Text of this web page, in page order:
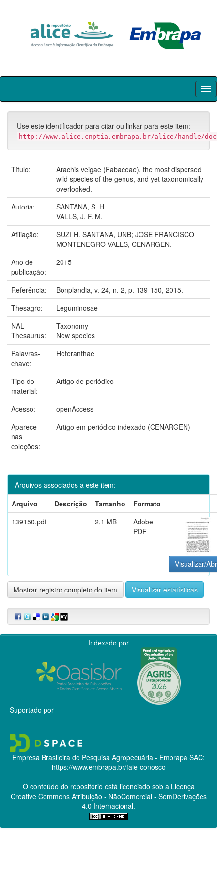
Skip
Use este identificador para citar ou linkar para este item:
http://www.alice.cnptia.embrapa.br/alice/handle/doc/
Título:
Arachis veigae (Fabaceae), the most dispersed
wild species of the genus, and yet taxonomically
overlooked.
Autoria:
SANTANA, S. H.
VALLS, J. F. M.
Afiliação:
SUZI H. SANTANA, UNB; JOSE FRANCISCO
MONTENEGRO VALLS, CENARGEN.
Ano de
publicação:
2015
Referência:
Bonplandia, v. 24, n. 2, p. 139-150, 2015.
Thesagro:
Leguminosae
NAL
Thesaurus:
Taxonomy
New species
Palavras-
chave:
Heteranthae
Tipo do
material:
Artigo de periódico
Acesso:
openAccess
Aparece
nas
coleções:
Artigo em periódico indexado (CENARGEN)
Arquivos associados a este item:
Arquivo
Descrição Tamanho
Formato
139150.pdf
2,1 MB
Adobe
PDF
Visualizar/
Mostrar registro completo do item Visualizar estatísticas
Indexado por
Suportado por
Empresa Brasileira de Pesquisa Agropecuária - Embrapa SAC:
https://www.embrapa.br/fale-conosco
O conteúdo do repositório está licenciado sob a Licença
Creative CommonsAtribuição - NãoComercial - SemDerivações
4.0 Internacional.